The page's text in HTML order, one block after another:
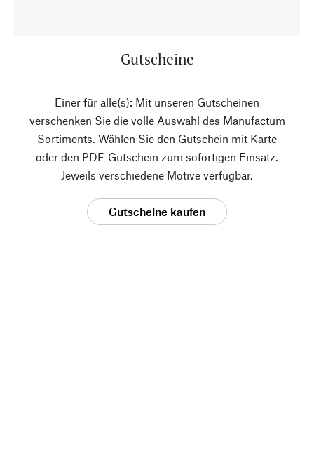
Gutscheine
Einer für alle(s): Mit unseren Gutscheinen
verschenken Sie die volle Auswahl des Manufactum
Sortiments. Wählen Sie den Gutschein mit Karte
oder den PDF-Gutschein zum sofortigen Einsatz.
Jeweils verschiedene Motive verfügbar.
Gutscheine kaufen